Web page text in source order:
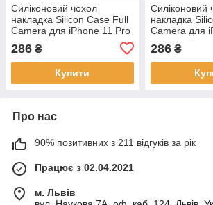
Силіконовий чохол
накладка Silicon Case Full
Camera для iPhone 11 Pro
286 ₴
Купити
Силіконовий
накладка
Camera для
286₴
Про нас
90% позитивних з 211 відгуків за рік
Працює з 02.04.2021
м. Львів